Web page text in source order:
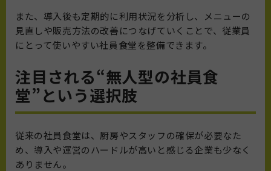
また、導入後も定期的に利用状況を分析し、メニューの
見直しや販売方法の改善につなげていくことで、従業員
にとって使いやすい社員食堂を整備できます。
注目される“無人型の社員食
堂”という選択肢
従来の社員食堂は、厨房やスタッフの確保が必要なた
め、導入や運営のハードルが高いと感じる企業も少なく
ありません。